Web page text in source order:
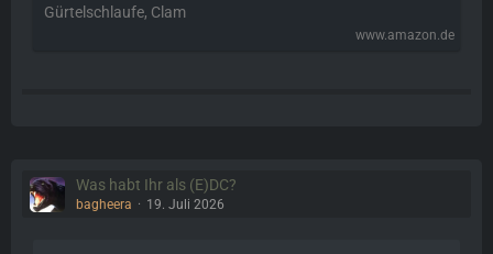
Gürtelschlaufe, Clam
www.amazon.de
Was habt Ihr als (E)DC?
bagheera 19. Juli 2026